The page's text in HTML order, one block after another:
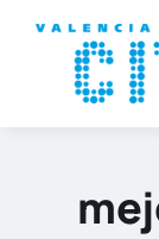
contenido